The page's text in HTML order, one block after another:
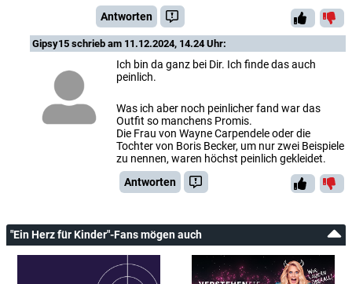
Antworten
Gipsy15 schrieb am 11.12.2024, 14.24 Uhr:
Ich bin da ganz bei Dir. Ich finde das auch
peinlich.
Was ich aber noch peinlicher fand war das
Outfit so manchens Promis.
Die Frau von Wayne Carpendele oder die
Tochter von Boris Becker, um nur zwei Beispiele
zu nennen, waren höchst peinlich gekleidet.
Antworten
"Ein Herz für Kinder"-Fans mögen auch